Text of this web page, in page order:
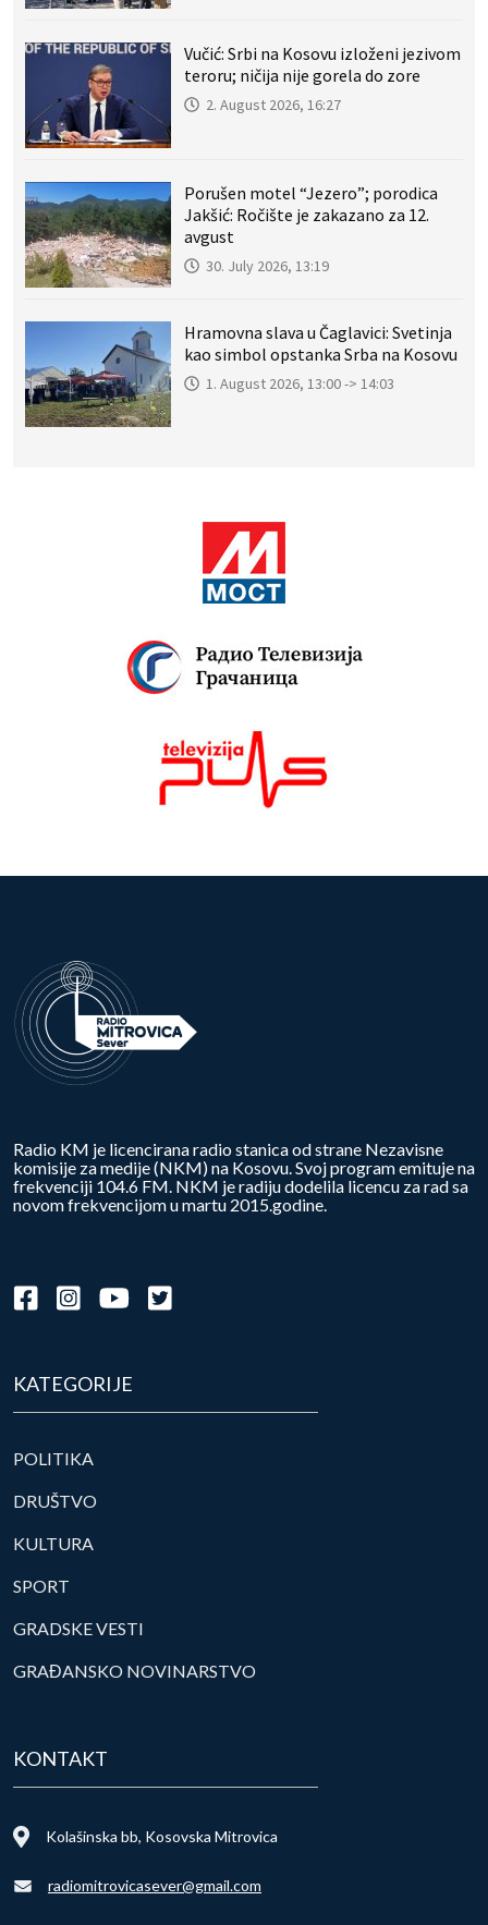
Vučić: Srbi na Kosovu izloženi jezivom
teroru; ničija nije gorela do zore
2. August 2026, 16:27
Porušen motel “Jezero”; porodica
Jakšić: Ročište je zakazano za 12.
avgust
30. July 2026, 13:19
Hramovna slava u Čaglavici: Svetinja
kao simbol opstanka Srba na Kosovu
1. August 2026, 13:00 -> 14:03
Radio KM je licencirana radio stanica od strane Nezavisne
komisije za medije (NKM) na Kosovu. Svoj program emituje na
frekvenciji 104.6 FM. NKM je radiju dodelila licencu za rad sa
novom frekvencijom u martu 2015.godine.
KATEGORIJE
POLITIKA
DRUŠTVO
KULTURA
SPORT
GRADSKE VESTI
GRAĐANSKO NOVINARSTVO
KONTAKT
Kolašinska bb, Kosovska Mitrovica
radiomitrovicasever@gmail.com